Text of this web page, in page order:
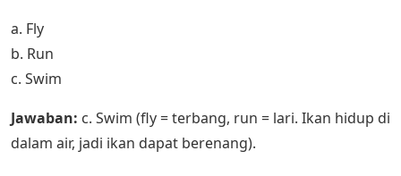
a. Fly
b. Run
c. Swim
Jawaban: c. Swim (fly = terbang, run = lari. Ikan hidup di
dalam air, jadi ikan dapat berenang).